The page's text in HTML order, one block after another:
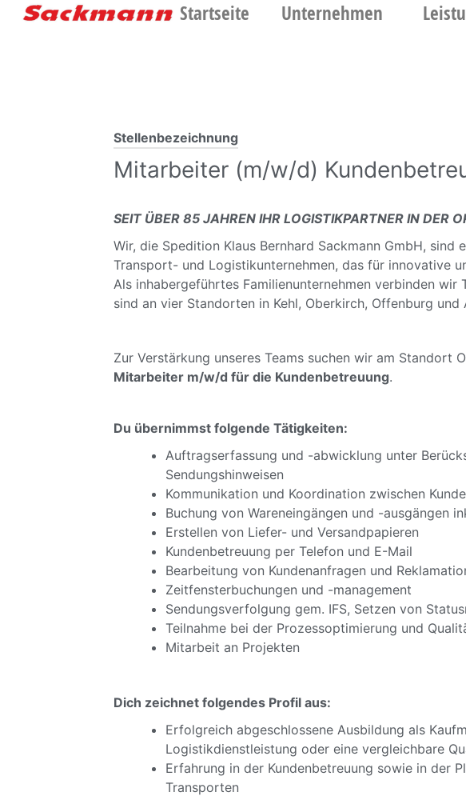
Startseite Unternehmen
Stellenbezeichnung
Mitarbeiter (m/w/d)
SEIT ÜBER 85 JAHREN IHR LOGISTIKPARTNER IN DER
Wir, die Spedition Klaus Bernhard Sackmann GmbH, sind
Transport- und Logistikunternehmen, das für innovative
Als inhabergeführtes Familienunternehmen verbinden
sind an vier Standorten in Kehl, Oberkirch, Offenburg
Zur Verstärkung unseres Teams suchen wir am Standort
Mitarbeiter m/w/d für die Kundenbetreuung.
Du übernimmst folgende Tätigkeiten:
Auftragserfassung und -abwicklung unter
Sendungshinweisen
Kommunikation und Koordination zwischen
Buchung von Wareneingängen und -ausgängen
Erstellen von Liefer- und Versandpapieren
Kundenbetreuung per Telefon und E-Mail
Bearbeitung von Kundenanfragen und
Zeitfensterbuchungen und -management
Sendungsverfolgung gem. IFS, Setzen von
Teilnahme bei der Prozessoptimierung und
Mitarbeit an Projekten
Dich zeichnet folgendes Profil aus:
Erfolgreich abgeschlossene Ausbildung als
Logistikdienstleistung oder eine vergleichbare
Erfahrung in der Kundenbetreuung sowie in der
Transporten